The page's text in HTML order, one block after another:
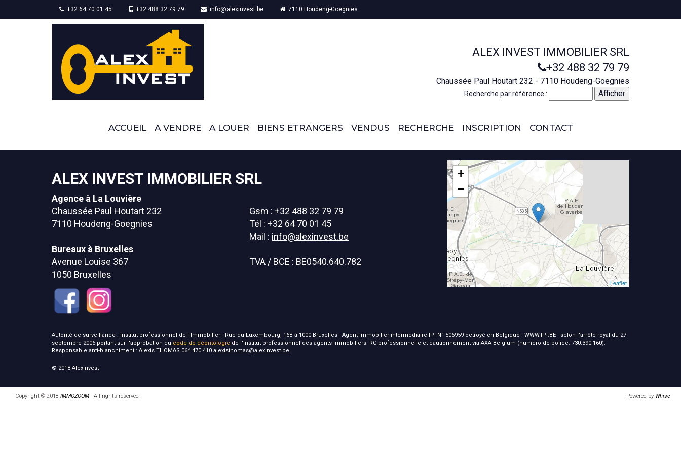
+32 64 70 01 45 +32 488 32 79 79 info@alexinvest.be 7110 Houdeng-Goegnies
ALEX INVEST IMMOBILIER SRL
+32 488 32 79 79
Chaussée Paul Houtart 232 - 7110 Houdeng-Goegnies
Recherche par référence :
ACCUEIL A VENDRE A LOUER BIENS ETRANGERS VENDUS RECHERCHE INSCRIPTION CONTACT
ALEX INVEST IMMOBILIER SRL
Agence à La Louvière
Chaussée Paul Houtart 232
7110 Houdeng-Goegnies
Bureaux à Bruxelles
Avenue Louise 367
1050 Bruxelles
Gsm : +32 488 32 79 79
Tél : +32 64 70 01 45
Mail : info@alexinvest.be
TVA / BCE : BE0540.640.782
+
−
Leaflet
Autorité de surveillance : Institut professionnel de l'Immobilier - Rue du Luxembourg, 16B à 1000 Bruxelles - Agent immobilier intermédiaire IPI N° 506959 octroyé en Belgique - WWW.IPI.BE - selon l'arrêté royal du 27
septembre 2006 portant sur l'approbation du code de déontologie de l'Institut professionnel des agents immobiliers. RC professionnelle et cautionnement via AXA Belgium (numéro de police: 730.390.160).
Responsable anti-blanchiment : Alexis THOMAS 064 470 410 alexisthomas@alexinvest.be
© 2018 Alexinvest
Copyright © 2018 IMMOZOOMAll rights reserved Powered by Whise